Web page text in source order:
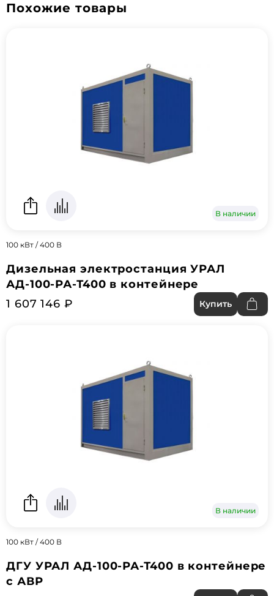
Похожие товары
В наличии
100 кВт / 400 В
Дизельная электростанция УРАЛ
АД-100-РА-Т400 в контейнере
1 607 146 ₽
Купить
В наличии
100 кВт / 400 В
ДГУ УРАЛ АД-100-РА-Т400 в контейнере
с АВР